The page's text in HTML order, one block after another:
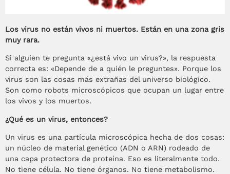
Los virus no están vivos ni muertos. Están en una zona gris
muy rara.
Si alguien te pregunta «¿está vivo un virus?», la respuesta
correcta es: «Depende de a quién le preguntes». Porque los
virus son las cosas más extrañas del universo biológico.
Son como robots microscópicos que ocupan un lugar entre
los vivos y los muertos.
¿Qué es un virus, entonces?
Un virus es una partícula microscópica hecha de dos cosas:
un núcleo de material genético (ADN o ARN) rodeado de
una capa protectora de proteína. Eso es literalmente todo.
No tiene célula. No tiene órganos. No tiene metabolismo.